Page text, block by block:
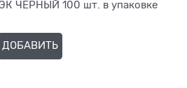
ЧЕРНЫЙ 100 шт. в упаковке
ДОБАВИТЬ